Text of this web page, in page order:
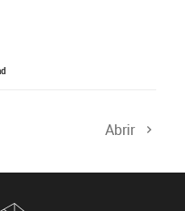
Abrir
Viajes y planes